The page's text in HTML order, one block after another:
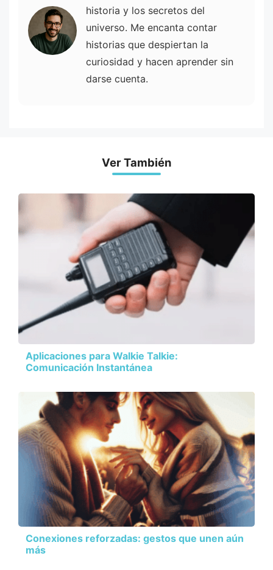
historia y los secretos del
universo. Me encanta contar
historias que despiertan la
curiosidad y hacen aprender sin
darse cuenta.
Ver También
Aplicaciones para Walkie Talkie:
Comunicación Instantánea
Conexiones reforzadas: gestos que unen aún
más